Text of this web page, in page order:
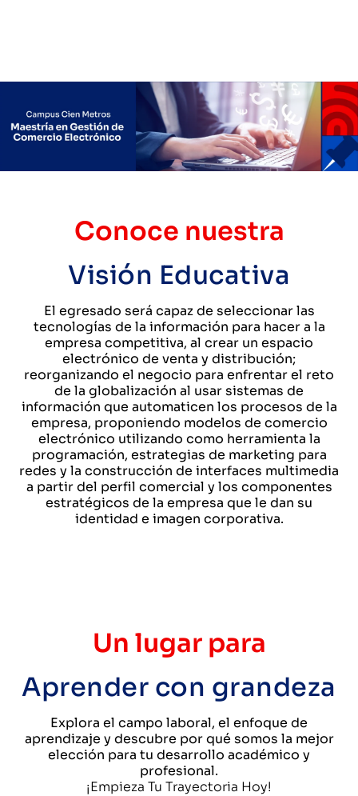
Conoce nuestra
Visión Educativa
El egresado será capaz de seleccionar las
tecnologías de la información para hacer a la
empresa competitiva, al crear un espacio
electrónico de venta y distribución;
reorganizando el negocio para enfrentar el reto
de la globalización al usar sistemas de
información que automaticen los procesos de la
empresa, proponiendo modelos de comercio
electrónico utilizando como herramienta la
programación, estrategias de marketing para
redes y la construcción de interfaces multimedia
a partir del perfil comercial y los componentes
estratégicos de la empresa que le dan su
identidad e imagen corporativa.
Un lugar para
Aprender con grandeza
Explora el campo laboral, el enfoque de
aprendizaje y descubre por qué somos la mejor
elección para tu desarrollo académico y
profesional.
¡Empieza Tu Trayectoria Hoy!